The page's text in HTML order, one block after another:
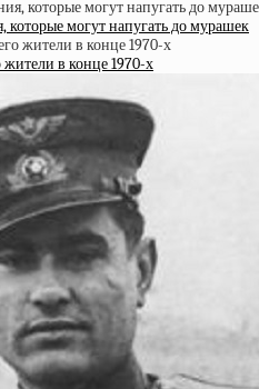
которые могут напугать до мурашек
в конце 1970-х